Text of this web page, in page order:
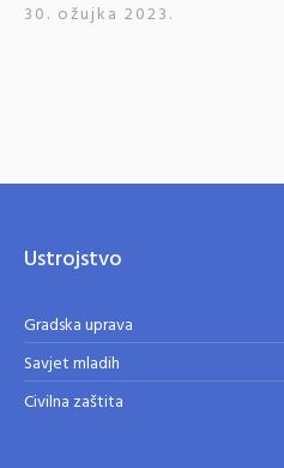
30. ožujka 2023.
Ustrojstvo
Gradska uprava
Savjet mladih
Civilna zaštita